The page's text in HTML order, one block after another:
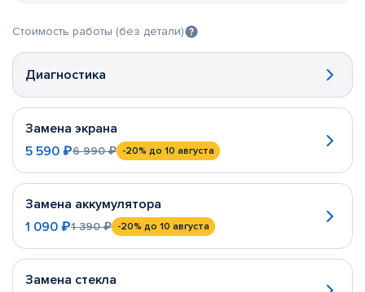
Стоимость работы (без детали)
Диагностика
Замена экрана
5 590 ₽6 990 ₽ -20% до 10 августа
Замена аккумулятора
1 090 ₽1 390 ₽ -20% до 10 августа
Замена стекла